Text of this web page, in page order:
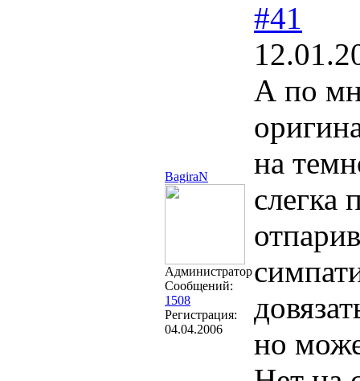
BagiraN
Администратор
Сообщений:
1508
Регистрация:
04.04.2006
#41
А по
на
слегка
но